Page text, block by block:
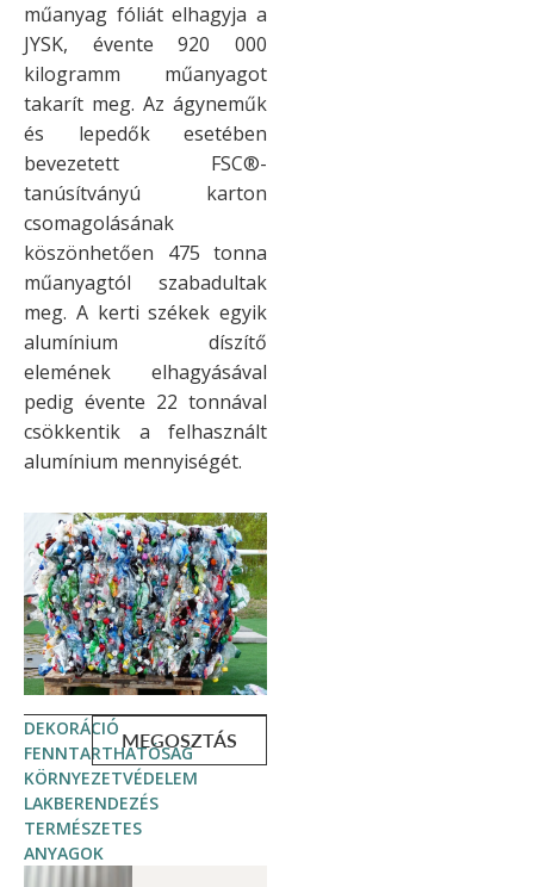
műanyag fóliát elhagyja a
JYSK, évente 920 000
kilogramm műanyagot
takarít meg. Az ágyneműk
és lepedők esetében
bevezetett FSC®-
tanúsítványú karton
csomagolásának
köszönhetően 475 tonna
műanyagtól szabadultak
meg. A kerti székek egyik
alumínium díszítő
elemének elhagyásával
pedig évente 22 tonnával
csökkentik a felhasznált
alumínium mennyiségét.
DEKORÁCIÓ
FENNTARTHATÓSÁG
KÖRNYEZETVÉDELEM
LAKBERENDEZÉS
TERMÉSZETES
ANYAGOK
MEGOSZTÁS